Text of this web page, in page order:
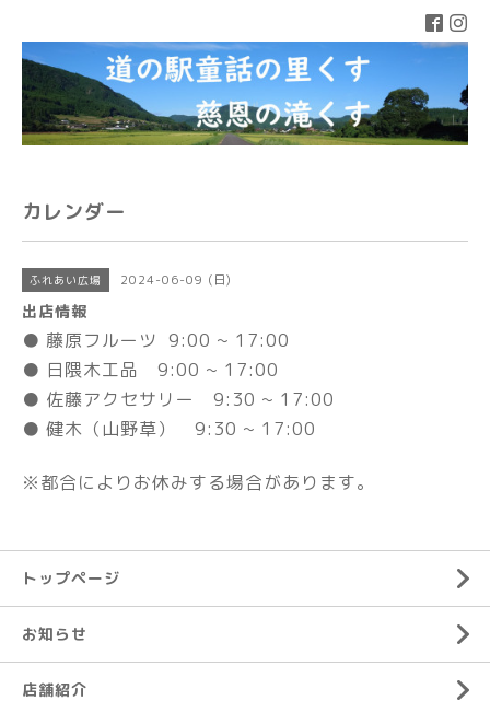
カレンダー
ふれあい広場 2024-06-09 (日)
出店情報
● 藤原フルーツ 9:00 ~ 17:00
● 日隈木工品 9:00 ~ 17:00
● 佐藤アクセサリー 9:30 ~ 17:00
● 健木（山野草） 9:30 ~ 17:00
※都合によりお休みする場合があります。
トップページ
お知らせ
店舗紹介